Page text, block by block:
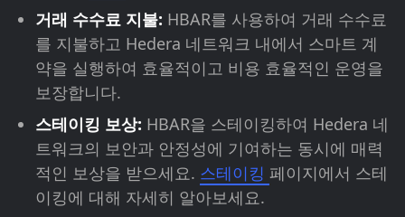
거래 수수료 지불: HBAR를 사용하여 거래 수수료
를 지불하고 Hedera 네트워크 내에서 스마트 계
약을 실행하여 효율적이고 비용 효율적인 운영을
보장합니다.
스테이킹 보상: HBAR을 스테이킹하여 Hedera 네
트워크의 보안과 안정성에 기여하는 동시에 매력
적인 보상을 받으세요. 스테이킹 페이지에서 스테
이킹에 대해 자세히 알아보세요.